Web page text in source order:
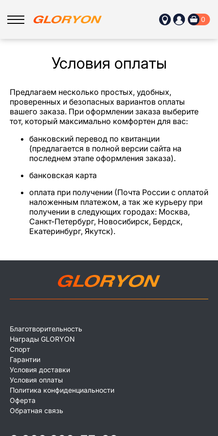
0
Условия оплаты
Предлагаем несколько простых, удобных,
проверенных и безопасных вариантов оплаты
вашего заказа. При оформлении заказа выберите
тот, который максимально комфортен для вас:
банковский перевод по квитанции
(предлагается в полной версии сайта на
последнем этапе оформления заказа).
банковская карта
оплата при получении (Почта России с оплатой
наложенным платежом, а так же курьеру при
получении в следующих городах: Москва,
Санкт-Петербург, Новосибирск, Бердск,
Екатеринбург, Якутск).
Благотворительность
Награды GLORYON
Спорт
Гарантии
Условия доставки
Условия оплаты
Политика конфиденциальности
Оферта
Обратная связь